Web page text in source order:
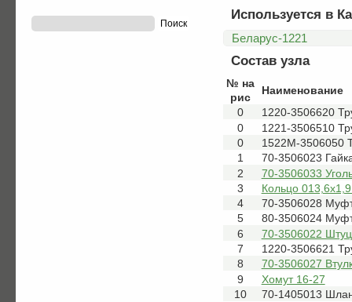
Используется в
Беларус-1221
Состав узла
№ на
рис
Наименование
0
1220-3506620
0
1221-3506510
0
1522М-3506050
1
70-3506023
2
70-3506033
3
Кольцо
4
70-3506028
5
80-3506024
6
70-3506022
7
1220-3506621
8
70-3506027
9
Хомут 16-27
10
70-1405013